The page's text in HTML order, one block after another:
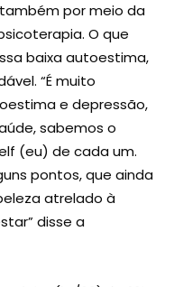
por meio da
O que
baixa autoestima,
“É muito
e depressão,
sabemos o
(eu) de cada um.
pontos, que ainda
atrelado à
disse a